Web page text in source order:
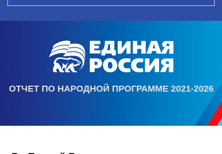
ОТЧЕТ ПО НАРОДНОЙ ПРОГРАММЕ 2021-2026